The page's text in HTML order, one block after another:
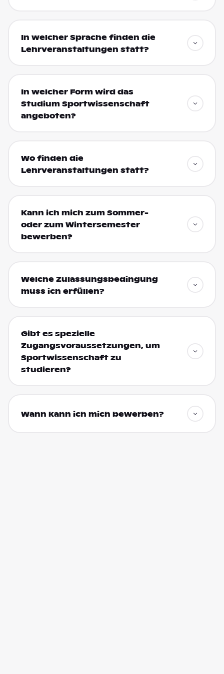
In welcher Sprache finden die
Lehrveranstaltungen statt?
In welcher Form wird das
Studium Sportwissenschaft
angeboten?
Wo finden die
Lehrveranstaltungen statt?
Kann ich mich zum Sommer-
oder zum Wintersemester
bewerben?
Welche Zulassungsbedingung
muss ich erfüllen?
Gibt es spezielle
Zugangsvoraussetzungen, um
Sportwissenschaft zu
studieren?
Wann kann ich mich bewerben?